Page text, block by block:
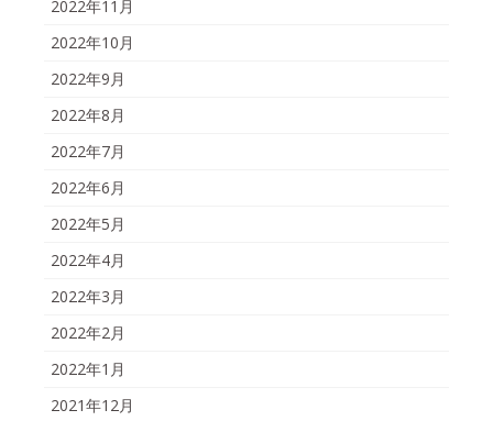
2022年11月
2022年10月
2022年9月
2022年8月
2022年7月
2022年6月
2022年5月
2022年4月
2022年3月
2022年2月
2022年1月
2021年12月